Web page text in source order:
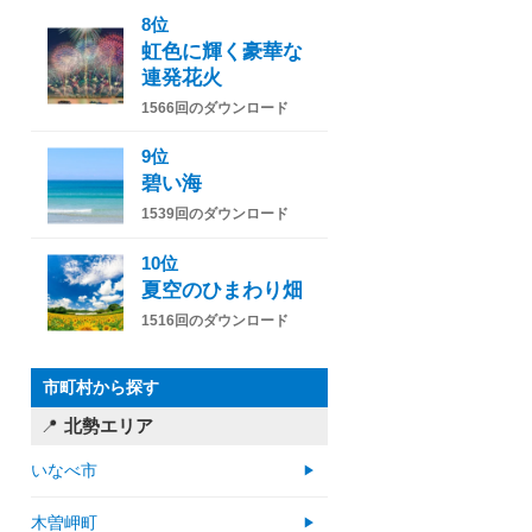
8位
虹色に輝く豪華な
連発花火
1566回のダウンロード
9位
碧い海
1539回のダウンロード
10位
夏空のひまわり畑
1516回のダウンロード
市町村から探す
北勢エリア
いなべ市
木曽岬町